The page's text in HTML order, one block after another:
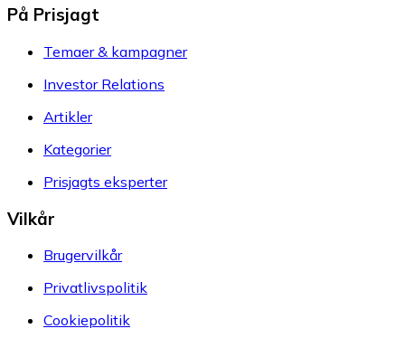
På Prisjagt
Temaer & kampagner
Investor Relations
Artikler
Kategorier
Prisjagts eksperter
Vilkår
Brugervilkår
Privatlivspolitik
Cookiepolitik